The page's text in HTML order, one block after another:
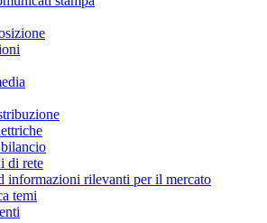
di rete
informazioni rilevanti per il mercato
temi